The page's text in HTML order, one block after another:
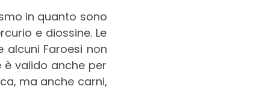
in quanto sono
e diossine. Le
alcuni Faroesi non
valido anche per
ma anche carni,